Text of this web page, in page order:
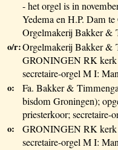
- het orgel is in
Yedema en H.P. Dam
Orgelmakerij Bakker &
o/r:Orgelmakerij Bakker &
GRONINGEN RK kerk
secretaire-orgel M I:
o:
Fa. Bakker &
bisdom Groningen);
priesterkoor; secretaire-
o:
GRONINGEN RK kerk
secretaire-orgel M I: